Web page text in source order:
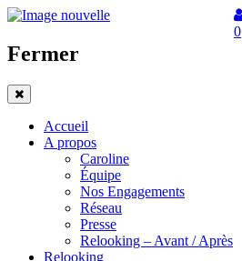
0
Fermer
Accueil
A propos
Caroline
Équipe
Nos Engagements
Réseau
Presse
Relooking – Avant / Après
Relooking